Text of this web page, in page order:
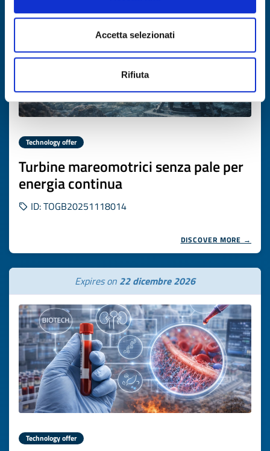
Accetta selezionati
Rifiuta
Technology offer
Turbine mareomotrici senza pale per
energia continua
ID: TOGB20251118014
DISCOVER MORE →
Expires on 22 dicembre 2026
Technology offer